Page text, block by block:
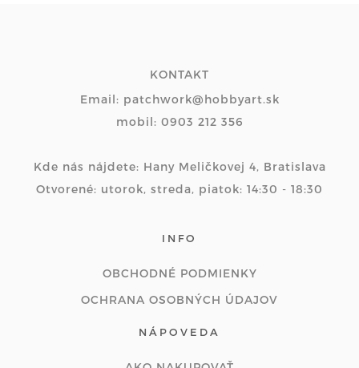
KONTAKT
Email: patchwork@hobbyart.sk
mobil: 0903 212 356
Kde nás nájdete: Hany Meličkovej 4, Bratislava
Otvorené: utorok, streda, piatok: 14:30 - 18:30
INFO
OBCHODNÉ PODMIENKY
OCHRANA OSOBNÝCH ÚDAJOV
NÁPOVEDA